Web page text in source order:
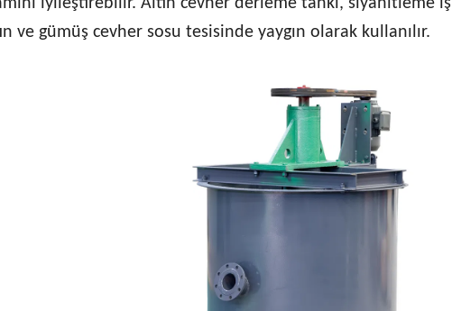
iyileştirebilir. Altın cevher derleme tankı, siyanitleme
ve gümüş cevher sosu tesisinde yaygın olarak kullanılır.